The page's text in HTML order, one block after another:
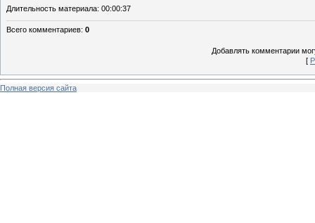
Длительность материала: 00:00:37
Всего комментариев: 0
Добавлять комментарии
[
Полная версия сайта